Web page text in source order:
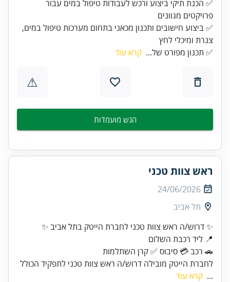
✅ הכנת תיקי ביצוע ורכש לעבודות טיפול במים עבור
✅ ביצוע חישובים ותכנון מכאני בתחום מערכות טיפול במים,
צנרת ומיכלי לחץ
✅ תכנון מפורט של... קרא עוד
⚠
הגש מועמדות
ראש צוות טכני
24/06/2026
תל אביב
🚗 רכב 💳 סיבוס ✅ קרן השתלמות
לחברת הייטק מובילה דרוש/ה ראש צוות טכני לתפקיד הכולל
... קרא עוד